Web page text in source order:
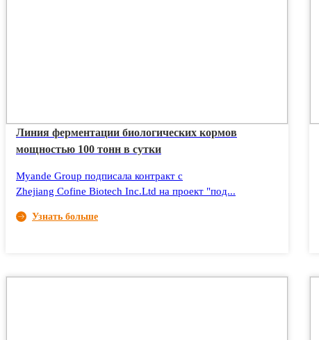
Линия ферментации биологических кормов
мощностью 100 тонн в сутки
Myande Group подписала контракт с
Zhejiang Cofine Biotech Inc.Ltd на проект "под...
Узнать больше